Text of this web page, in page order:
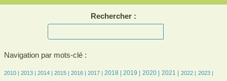
Rechercher :
Navigation par mots-clé :
7/2429
2010 |
7/24292013 |
189/2429 2014 |
357/2429 2015 |
435/2429 2016 |
476/2429 2017 |
656/2429 2018 |
665/2429 2019 |
621/2429 2020 |
625/2429 2021 |
487/2429 2022 |
457/2429 2023 |
484/2429